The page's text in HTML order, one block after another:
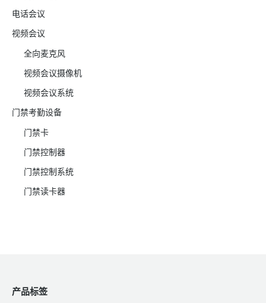
电话会议
视频会议
全向麦克风
视频会议摄像机
视频会议系统
门禁考勤设备
门禁卡
门禁控制器
门禁控制系统
门禁读卡器
产品标签